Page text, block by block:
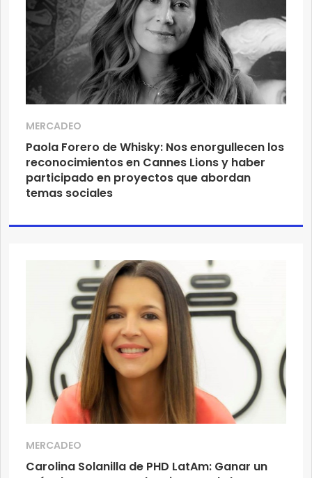
MERCADEO
Paola Forero de Whisky: Nos enorgullecen los
reconocimientos en Cannes Lions y haber
participado en proyectos que abordan
temas sociales
MERCADEO
Carolina Solanilla de PHD LatAm: Ganar un